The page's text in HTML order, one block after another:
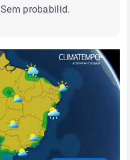
Sem probabilid.